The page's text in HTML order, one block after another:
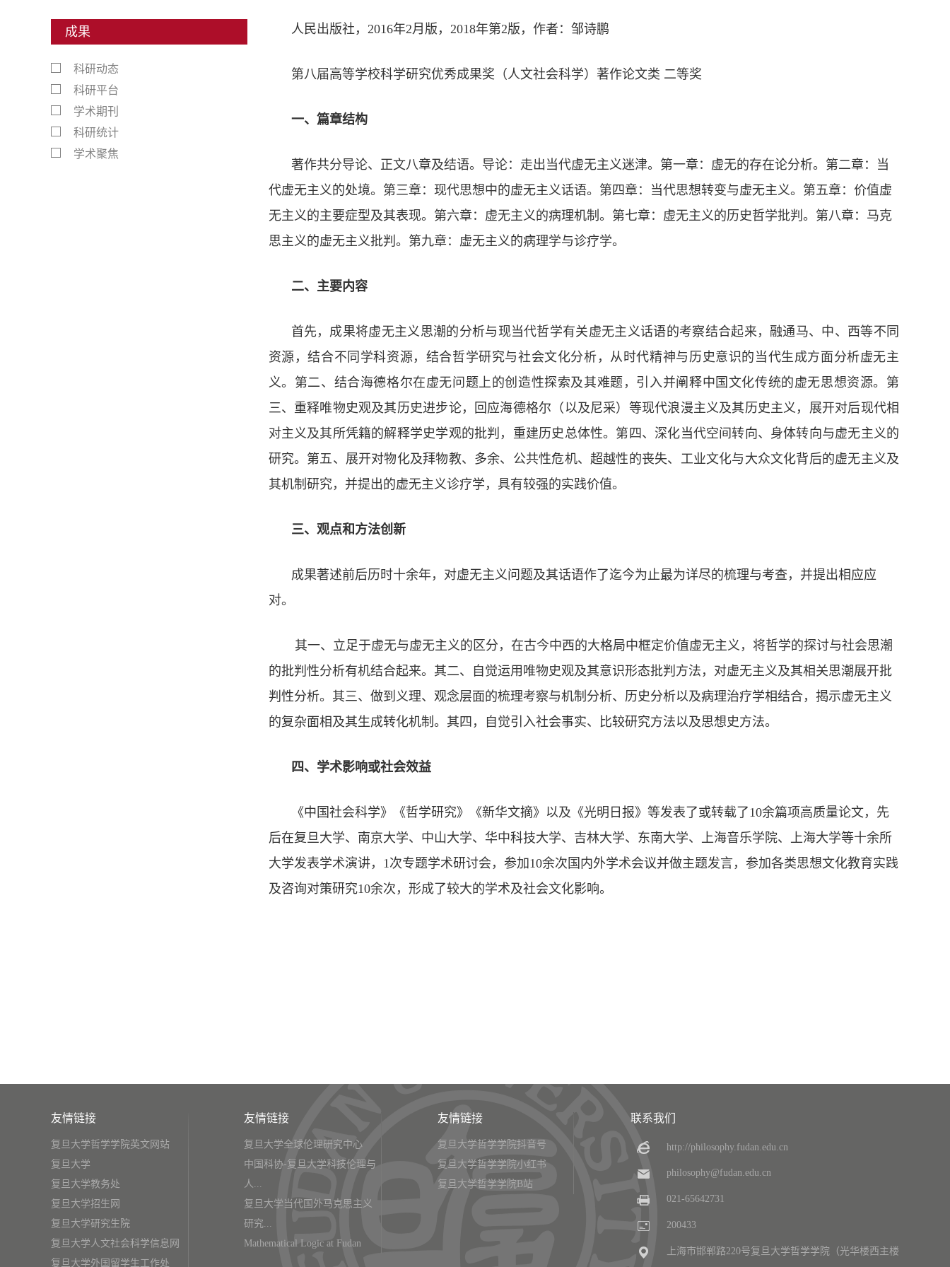
成果
科研动态
科研平台
学术期刊
科研统计
学术聚焦
人民出版社， 2016年2月版， 2018年第2版， 作者：邹诗鹏
第八届高等学校科学研究优秀成果奖（人文社会科学） 著作论文类 二等奖
一、篇章结构
著作共分导论、正文八章及结语。导论：走出当代虚无主义迷津。第一章：虚无的存在论分析。第二章：当
代虚无主义的处境。第三章：现代思想中的虚无主义话语。第四章：当代思想转变与虚无主义。第五章：价值虚
无主义的主要症型及其表现。第六章：虚无主义的病理机制。第七章：虚无主义的历史哲学批判。第八章：马克
思主义的虚无主义批判。第九章：虚无主义的病理学与诊疗学。
二、主要内容
首先，成果将虚无主义思潮的分析与现当代哲学有关虚无主义话语的考察结合起来，融通马、中、西等不同
资源，结合不同学科资源，结合哲学研究与社会文化分析，从时代精神与历史意识的当代生成方面分析虚无主
义。第二、结合海德格尔在虚无问题上的创造性探索及其难题，引入并阐释中国文化传统的虚无思想资源。第
三、重释唯物史观及其历史进步论，回应海德格尔（以及尼采）等现代浪漫主义及其历史主义，展开对后现代相
对主义及其所凭籍的解释学史学观的批判，重建历史总体性。第四、深化当代空间转向、身体转向与虚无主义的
研究。第五、展开对物化及拜物教、多余、公共性危机、超越性的丧失、工业文化与大众文化背后的虚无主义及
其机制研究，并提出的虚无主义诊疗学，具有较强的实践价值。
三、观点和方法创新
成果著述前后历时十余年，对虚无主义问题及其话语作了迄今为止最为详尽的梳理与考查，并提出相应应
对。
其一、立足于虚无与虚无主义的区分，在古今中西的大格局中框定价值虚无主义，将哲学的探讨与社会思潮
的批判性分析有机结合起来。其二、自觉运用唯物史观及其意识形态批判方法，对虚无主义及其相关思潮展开批
判性分析。其三、做到义理、观念层面的梳理考察与机制分析、历史分析以及病理治疗学相结合，揭示虚无主义
的复杂面相及其生成转化机制。其四，自觉引入社会事实、比较研究方法以及思想史方法。
四、学术影响或社会效益
《中国社会科学》《哲学研究》《新华文摘》以及《光明日报》等发表了或转载了10余篇项高质量论文，先
后在复旦大学、南京大学、中山大学、华中科技大学、吉林大学、东南大学、上海音乐学院、上海大学等十余所
大学发表学术演讲， 1 次专题学术研讨会，参加10余次国内外学术会议并做主题发言，参加各类思想文化教育实践
及咨询对策研究10余次，形成了较大的学术及社会文化影响。
友情链接
复旦大学哲学学院英文网站
复旦大学
复旦大学教务处
复旦大学招生网
复旦大学研究生院
复旦大学人文社会科学信息网
复旦大学外国留学生工作处
友情链接
复旦大学全球伦理研究中心
中国科协-复旦大学科技伦理与
人...
复旦大学当代国外马克思主义
研究...
Mathematical Logic at Fudan
友情链接
复旦大学哲学学院抖音号
复旦大学哲学学院小红书
复旦大学哲学学院B站
联系我们
http://philosophy.fudan.edu.cn
philosophy@fudan.edu.cn
021-65642731
200433
上海市邯郸路220号复旦大学哲学学院（光华楼西主楼